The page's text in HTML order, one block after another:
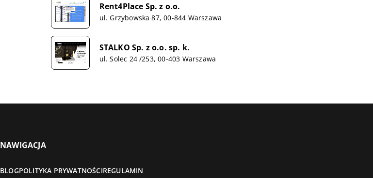
Rent4Place Sp. z o.o.
ul. Grzybowska 87, 00-844 Warszawa
STALKO Sp. z o.o. sp. k.
ul. Solec 24 /253, 00-403 Warszawa
NAWIGACJA
BLOGPOLITYKA PRYWATNOŚCIREGULAMIN